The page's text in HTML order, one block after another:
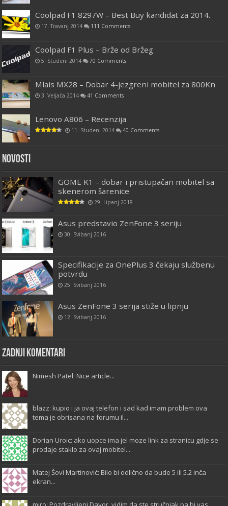
Coolpad F1 8297W – Best Buy kandidat za 2014.
17. Travanj 2014 111 Comments
Coolpad F1 Plus – Brže od Bržeg
5. Studeni 2014 70 Comments
Mlais MX28 – Dobar 4-jezgreni mobitel za 800Kn
3. Veljača 2014 41 Comments
Lenovo A806 – Recenzija
11. Studeni 2014 40 Comments
Novosti
GOME K1 – dobar i pristupačan mobitel sa
skenerom šarenice
29. Lipanj 2018
Asus predstavio ZenFone 3 seriju
30. Svibanj 2016
Specifikacije za OnePlus 3 čekaju službenu
potvrdu
25. Svibanj 2016
Asus ZenFone 3 serija stiže u lipnju
12. Svibanj 2016
Zadnji komentari
Nimesh Patel: Nice article...
blazz: kupio i ja ovaj telefon i sad kad imam problem ova
tema je obrisana na forumu il...
Dorian Uroic: ako uopce ima jel moze link za stranicu gdje se
prodaje staklo za ovaj mobitel...
Matej Šovi Martinović: Bilo bi odlično da bude 5 ili 5.2 inča
ekran...